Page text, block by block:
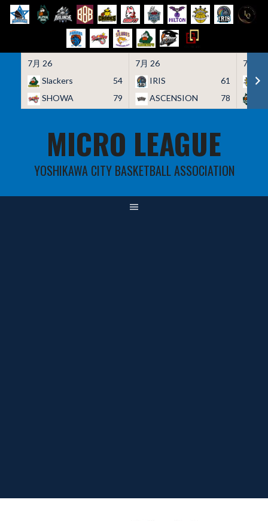
7月 26
Slackers
54
SHOWA
79
7月 26
IRIS
61
ASCENSION
78
7月 26
MICRO LEAGUE
YOSHIKAWA CITY BASKETBALL ASSOCIATION